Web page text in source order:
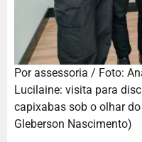
Por assessoria / Foto:
Lucilaine: visita para
capixabas sob o olhar
Gleberson Nascimento)